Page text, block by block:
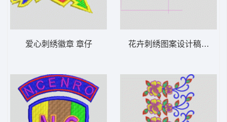
爱心刺绣徽章 章仔 花卉刺绣图案设计稿 经典花